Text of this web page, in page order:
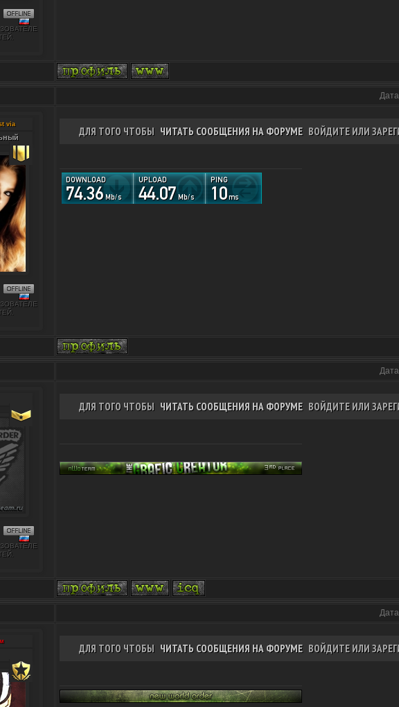
via
ДЛЯ ТОГО ЧТОБЫ ЧИТАТЬ СООБЩЕНИЯ НА ФОРУМЕ ВОЙДИТЕ ИЛИ
ДЛЯ ТОГО ЧТОБЫ ЧИТАТЬ СООБЩЕНИЯ НА ФОРУМЕ ВОЙДИТЕ ИЛИ
ДЛЯ ТОГО ЧТОБЫ ЧИТАТЬ СООБЩЕНИЯ НА ФОРУМЕ ВОЙДИТЕ ИЛИ